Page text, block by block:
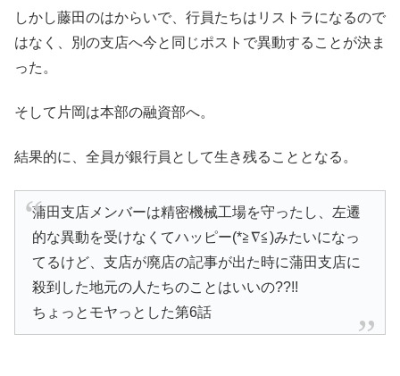
しかし藤田のはからいで、行員たちはリストラになるので
はなく、別の支店へ今と同じポストで異動することが決ま
った。
そして片岡は本部の融資部へ。
結果的に、全員が銀行員として生き残ることとなる。
蒲田支店メンバーは精密機械工場を守ったし、左遷
的な異動を受けなくてハッピー(*≧∇≦)みたいになっ
てるけど、支店が廃店の記事が出た時に蒲田支店に
殺到した地元の人たちのことはいいの??!!
ちょっとモヤっとした第6話